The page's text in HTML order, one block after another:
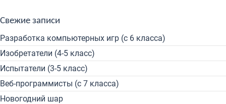
Свежие записи
Разработка компьютерных игр (с 6 класса)
Изобретатели (4-5 класс)
Испытатели (3-5 класс)
Веб-программисты (с 7 класса)
Новогодний шар